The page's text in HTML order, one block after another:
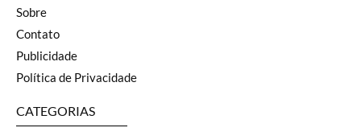
Sobre
Contato
Publicidade
Política de Privacidade
CATEGORIAS